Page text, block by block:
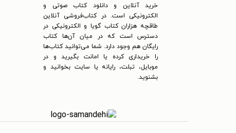
خرید آنلاین و دانلود کتاب صوتی و
الکترونیکی است. در کتاب‌فروشی آنلاین
طاقچه هزاران کتاب گویا و الکترونیکی در
دسترس است که در میان آن‌ها کتاب
رایگان هم وجود دارد. شما می‌توانید کتاب‌ها
را خریداری کرده یا امانت بگیرید و در
موبایل، تبلت، رایانه یا سایت بخوانید و
بشنوید.